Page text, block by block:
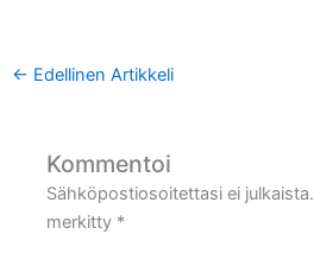
← Edellinen Artikkeli
Kommentoi
Sähköpostiosoitettasi ei julkaista.
merkitty *